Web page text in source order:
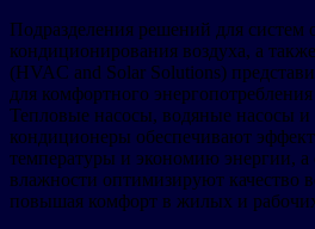
Подразделения решений для систем
кондиционирования воздуха, а
(HVAC and Solar Solutions)
для комфортного
Тепловые насосы, водяные насосы и
кондиционеры обеспечивают
температуры и экономию энергии, а
влажности оптимизируют качество
повышая комфорт в жилых и